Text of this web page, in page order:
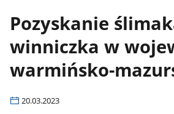
Pozyskanie
winniczka w
warmińsko-
20.03.2023